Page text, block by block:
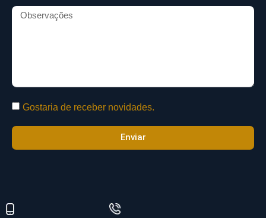
Gostaria de receber novidades.
Enviar